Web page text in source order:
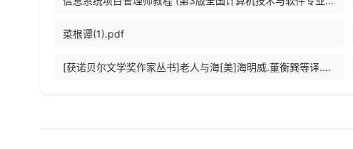
菜根谭(1).pdf
[获诺贝尔文学奖作家丛书]老人与海[美]海明威.董衡巽等译.漓江出版社(1987).pdf